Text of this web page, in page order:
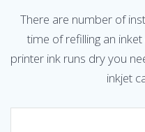
There are number of
time of refilling an
printer ink runs dry you
inkjet